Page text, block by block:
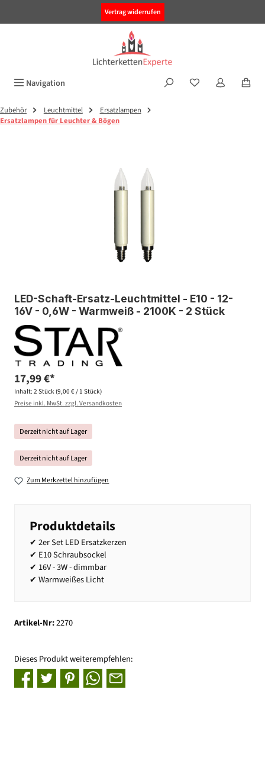
Vertrag widerrufen
Navigation
Zubehör Leuchtmittel
Ersatzlampen
Ersatzlampen für Leuchter & Bögen
LED-Schaft-Ersatz-Leuchtmittel - E10 - 12-
16V - 0,6W - Warmweiß - 2100K - 2 Stück
17,99 €*
Inhalt: 2 Stück (9,00 € / 1 Stück)
Preise inkl. MwSt. zzgl. Versandkosten
Derzeit nicht auf Lager
Derzeit nicht auf Lager
Zum Merkzettel hinzufügen
Produktdetails
✔ 2er Set LED Ersatzkerzen
✔ E10 Schraubsockel
✔ 16V - 3W - dimmbar
✔ Warmweißes Licht
Artikel-Nr:2270
Dieses Produkt weiterempfehlen: